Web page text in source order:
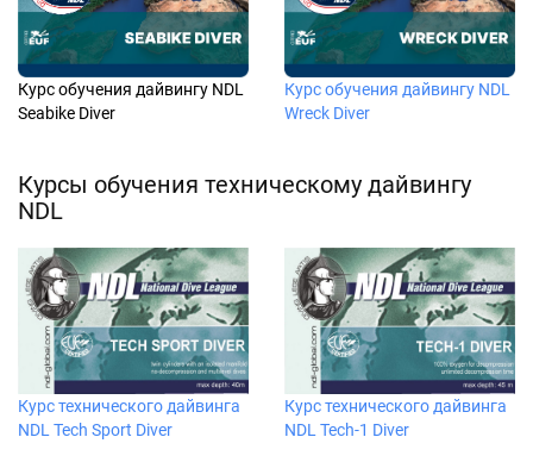
Курс обучения дайвингу NDL
Seabike Diver
Курс обучения дайвингу NDL
Wreck Diver
Курсы обучения техническому дайвингу
NDL
Курс технического дайвинга
NDL Tech Sport Diver
Курс технического дайвинга
NDL Tech-1 Diver